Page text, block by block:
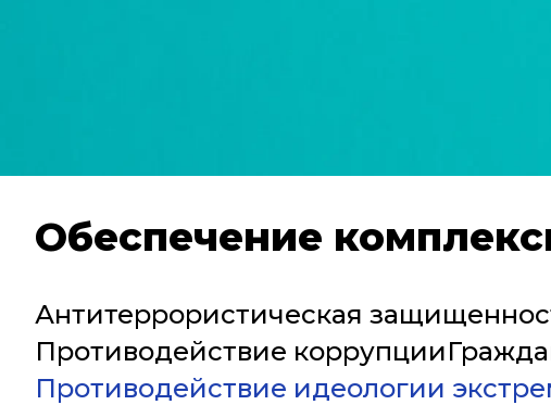
Обеспечение
Антитеррористическая
Противодействие коррупции
Противодействие идеологии